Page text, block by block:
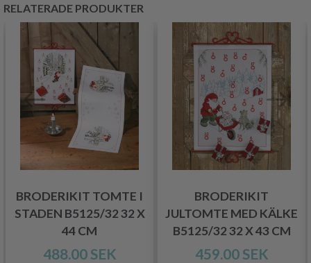
RELATERADE PRODUKTER
BRODERIKIT TOMTE I
STADEN B5125/32 32 X
44 CM
488.00 SEK
BRODERIKIT
JULTOMTE MED KÄLKE
B5125/32 32 X 43 CM
459.00 SEK